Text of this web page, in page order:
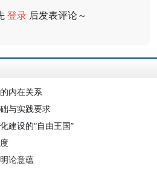
登录 后发表评论～
内在关系
与实践要求
建设的“自由王国”
论意蕴